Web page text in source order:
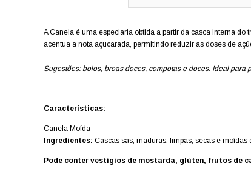
A Canela é uma especiaria obtida a partir da casca interna
acentua a nota açucarada, permitindo reduzir as doses de
Sugestões: bolos, broas doces, compotas e doces. Ideal
Características:
Canela Moída
Ingredientes: Cascas sãs, maduras, limpas, secas e moídas
Pode conter vestígios de mostarda, glúten, frutos de